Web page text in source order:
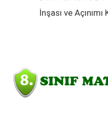
İnşası ve